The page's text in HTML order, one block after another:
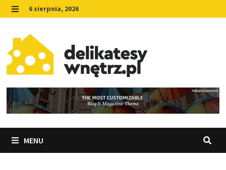
Skip
to
content
MENU
6 sierpnia, 2026
MENU